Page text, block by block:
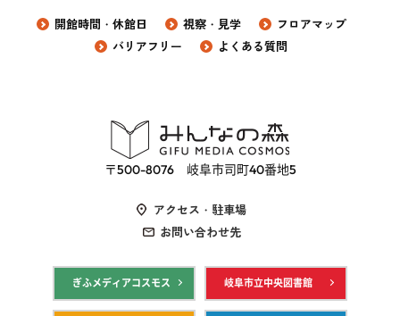
開館時間・休館日 視察・見学
フロアマップ
バリアフリー
よくある質問
〒500-8076 岐阜市司町40番地5
アクセス・駐車場
お問い合わせ先
ぎふメディアコスモス 岐阜市立中央図書館